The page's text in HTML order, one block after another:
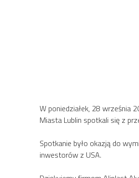
W poniedziałek, 28 września
Miasta Lublin spotkali się z
Spotkanie było okazją do
inwestorów z USA.